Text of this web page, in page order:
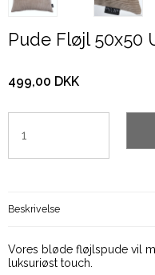
Pude Fløjl 50x50
499,00 DKK
Beskrivelse
Vores bløde fløjlspude vil
luksuriøst touch.